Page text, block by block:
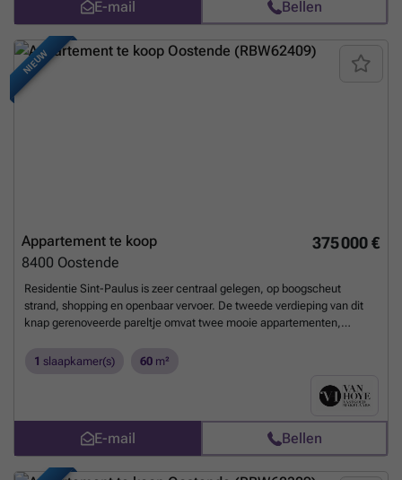
Oplevering voorzien najaar 2026 - Zo goed als nieuwbouw, maar
verkoop onder registratiestelsel!Meer weten?
E-mail Bellen
NIEUW
375 000 €
Appartement te koop
8400 Oostende
Residentie Sint-Paulus is zeer centraal gelegen, op boogscheut
strand, shopping en openbaar vervoer. De tweede verdieping van dit
knap gerenoveerde pareltje omvat twee mooie appartementen,
bewoonbare oppervlakte van 60m2 met een prachtig zonneterras van
met gastentoilet, lichtrijke woonkamer, open ingerichte keuken, één
slaapkamer, moderne badkamer met instapdouche, bergruimte en
een magnifiek terras. De volledige residentie werd kwaliteitsvol en
energetisch gerenoveerd met vloerverwarming, warmtepomp, massief
eiken parket, kwaliteitstoestellen, .. Oplevering voorzien oktober 2026
- VER-NIEUWBOUW, MAAR VERKOOP ONDER REGISTRATIE!
1 slaapkamer(s) 60 m²
E-mail Bellen